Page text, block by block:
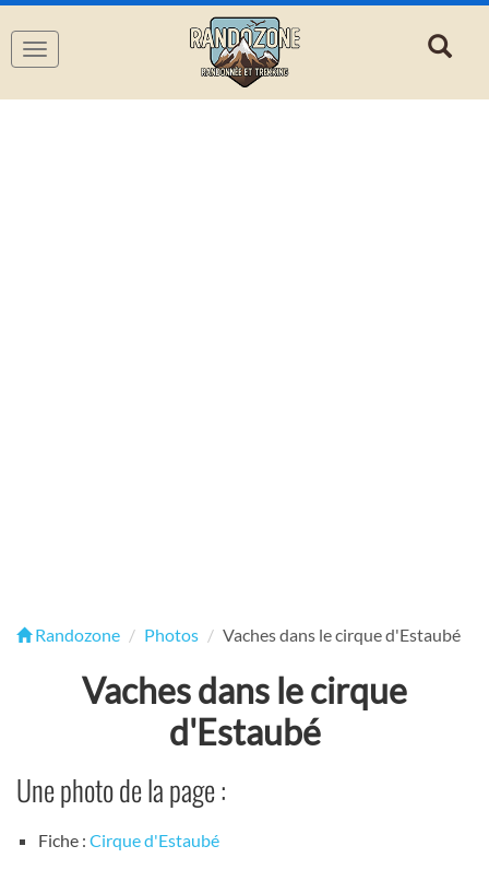
Navigation
Randozone Photos Vaches dans le cirque d'Estaubé
Vaches dans le cirque
d'Estaubé
Une photo de la page :
Fiche : Cirque d'Estaubé